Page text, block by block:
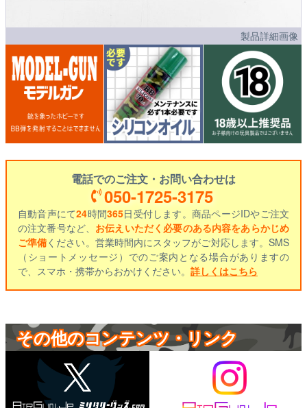
製品詳細画像
電話でのご注文・お問い合わせは
050-1725-3175
自動音声にて24時間365日受付します。商品ページIDやご注文
の注文番号など、 お伝えいただく必要のある内容をあらかじめ
ご準備ください。営業時間内にスタッフがご対応します。SMS
（ショートメッセージ）でのご案内となる場合がありますの
で、スマホ・携帯からおかけください。 詳しくはこちら
その他のコンテンツ・リンク